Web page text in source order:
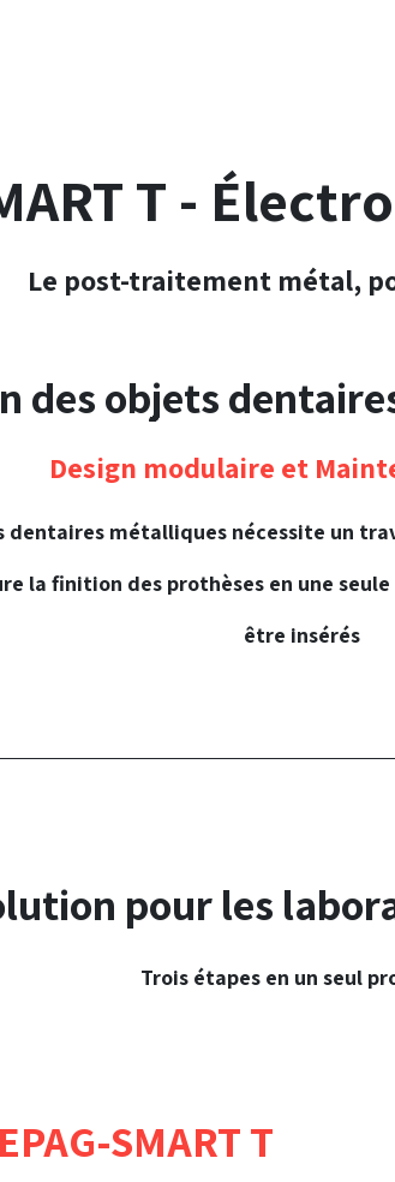
T -
Le post-traitement métal,
des objets
Design modulaire et
dentaires métalliques nécessite un
la finition des prothèses en une seule
être insérés
pour les
Trois étapes en un seul
SMART T